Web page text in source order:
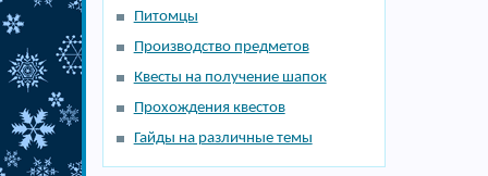
Питомцы
Производство предметов
Квесты на получение шапок
Прохождения квестов
Гайды на различные темы